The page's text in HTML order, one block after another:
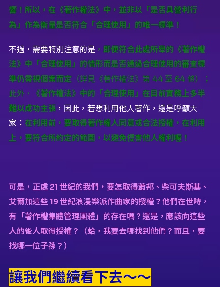
響！所以，在《著作權法》中，並非以「是否具營利行
為」作為衡量是否符合「合理使用」的唯一標準！
不過，需要特別注意的是， 即便符合此處所舉的《著作權
法》中「合理使用」的情形而是否通過合理使用的審查標
準仍需視個案而定（詳見《著作權法》第 44 至 64 條）；
此外，
《著作權法》中的「合理使用」在目前實務上多半
難以成功主張，因此，若想利用他人著作，還是呼籲大
家： 在利用前，要取得著作權人同意或合法授權，在利用
上，要符合所約定的範圍，以避免侵害他人權利喔！
可是，正處 21 世紀的我們，要怎取得蕭邦、柴可夫斯基、
艾爾加這些 19 世紀浪漫樂派作曲家的授權？他們在世時，
有「著作權集體管理團體」的存在嗎？還是，應該向這些
人的後人取得授權？（蛤，我要去哪找到他們？而且，要
找哪一位子孫？）
讓我們繼續看下去～～